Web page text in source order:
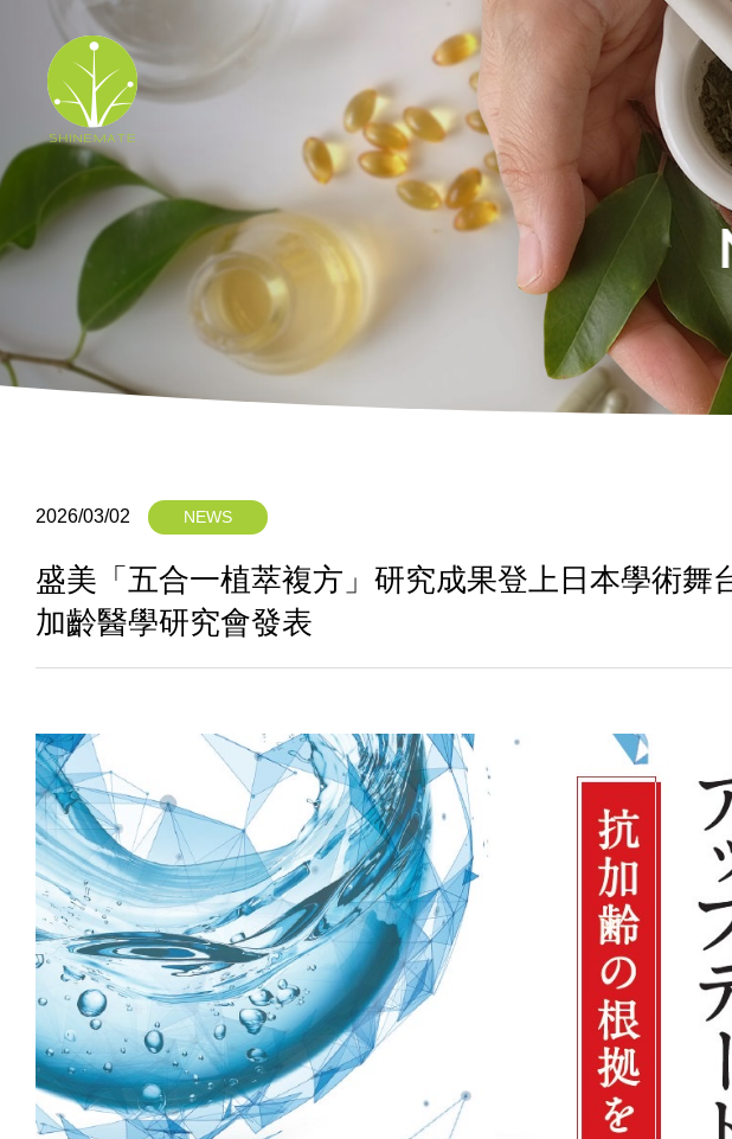
2026/03/02 NEWS
盛美「五合一植萃複方」研究成果登上日本學術舞
加齡醫學研究會發表